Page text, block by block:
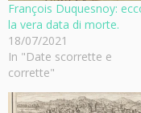
François Duquesnoy:
la vera data di morte.
18/07/2021
In "Date scorrette e
corrette"